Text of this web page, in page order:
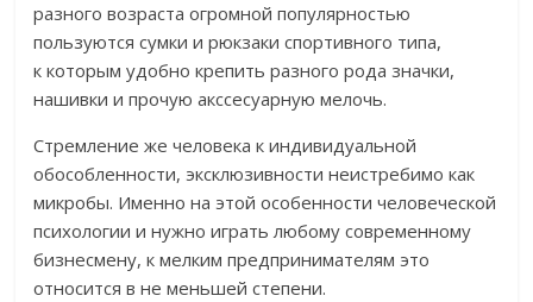
разного возраста огромной популярностью
пользуются сумки и рюкзаки спортивного типа,
к которым удобно крепить разного рода значки,
нашивки и прочую акссесуарную мелочь.
Стремление же человека к индивидуальной
обособленности, эксклюзивности неистребимо как
микробы. Именно на этой особенности человеческой
психологии и нужно играть любому современному
бизнесмену, к мелким предпринимателям это
относится в не меньшей степени.